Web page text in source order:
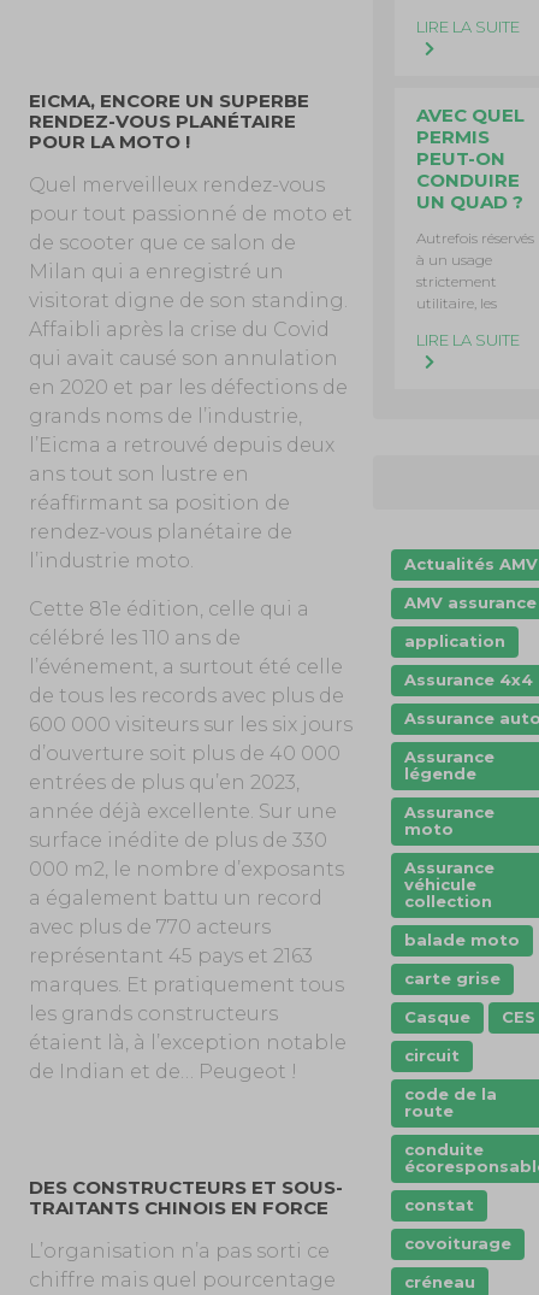
EICMA, ENCORE UN SUPERBE
RENDEZ-VOUS PLANÉTAIRE
POUR LA MOTO !
Quel merveilleux rendez-vous
pour tout passionné de moto et
de scooter que ce salon de
Milan qui a enregistré un
visitorat digne de son standing.
Affaibli après la crise du Covid
qui avait causé son annulation
en 2020 et par les défections de
grands noms de l’industrie,
l’Eicma a retrouvé depuis deux
ans tout son lustre en
réaffirmant sa position de
rendez-vous planétaire de
l’industrie moto.
Cette 81e édition, celle qui a
célébré les 110 ans de
l’événement, a surtout été celle
de tous les records avec plus de
600 000 visiteurs sur les six jours
d’ouverture soit plus de 40 000
entrées de plus qu’en 2023,
année déjà excellente. Sur une
surface inédite de plus de 330
000 m2, le nombre d’exposants
a également battu un record
avec plus de 770 acteurs
représentant 45 pays et 2163
marques. Et pratiquement tous
les grands constructeurs
étaient là, à l’exception notable
de Indian et de… Peugeot !
DES CONSTRUCTEURS ET SOUS-
TRAITANTS CHINOIS EN FORCE
L’organisation n’a pas sorti ce
chiffre mais quel pourcentage
LIRE LA SUITE
AVEC QUEL
PERMIS
PEUT-ON
CONDUIRE
UN QUAD ?
Autrefois réservés
à un usage
strictement
utilitaire, les
LIRE LA SUITE
Actualités AMV
AMV assurance
application
Assurance 4x4
Assurance
Assurance
légende
Assurance
moto
Assurance
véhicule
collection
balade moto
carte grise
Casque
CES
circuit
code de la
route
conduite
constat
covoiturage
créneau